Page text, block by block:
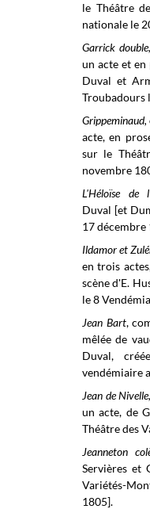
le Théâtre
nationale le
Garrick
un acte et en
Duval et
Troubadours
Grippeminaud,
acte, en
sur le
novembre
L'Héloïse de
Duval [et
17 décembre
Ildamor et
en trois
scène d'E.
le 8
Jean Bart,
mêlée de
Duval,
vendémiaire
Jean de
un acte, de
Théâtre des
Jeanneton
Servières et
Variétés-
1805].